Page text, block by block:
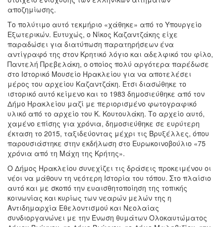
-
Διημερίδες
Σεμινάρια-
Διαλέξεις-
Ομιλίες
Διάφορες
Εκθέσεις
Εκδηλώσεις
για
Παιδιά
Άλλες
Εκδηλώσεις
ΤΟΠΟΣ
ΜΑΣ
αποζημίωσης.
Το πολύτιμο αυτό τεκμήριο «χάθηκε» από το Υπουργείο
Εξωτερικών. Ευτυχώς, ο Νίκος Καζαντζάκης είχε
παραδώσει για διατύπωση παρατηρήσεων ένα
αντίγραφό της στον Κρητικό λόγιο και αδελφικό του φίλο,
Παντελή Πρεβελάκη, ο οποίος πολύ αργότερα παρέδωσε
στο Ιστορικό Μουσείο Ηρακλείου για να αποτελέσει
μέρος του αρχείου Καζαντζάκη. Έτσι διασώθηκε το
ιστορικό αυτό κείμενο και το 1983 δημοσιεύθηκε από τον
Δήμο Ηρακλείου μαζί με περιορισμένο φωτογραφικό
υλικό από το αρχείο του Κ. Κουτουλάκη. Το αρχείο αυτό,
χαμένο επίσης για χρόνια, δημοσιεύθηκε σε ευρύτερη
έκταση το 2015, ταξιδεύοντας μέχρι τις Βρυξέλλες, όπου
παρουσιάστηκε στην εκδήλωση στο Ευρωκοινοβούλιο «75
χρόνια από τη Μάχη της Κρήτης».
Ο Δήμος Ηρακλείου συνεχίζει τις δράσεις προκειμένου οι
νέοι να μάθουν τη νεότερη Ιστορία του τόπου. Στο πλαίσιο
αυτό και με σκοπό την ευαισθητοποίηση της τοπικής
κοινωνίας και κυρίως των νεαρών μελών της η
Αντιδημαρχία Εθελοντισμού και Νεολαίας
συνδιοργανώνει με την Ένωση θυμάτων Ολοκαυτώματος